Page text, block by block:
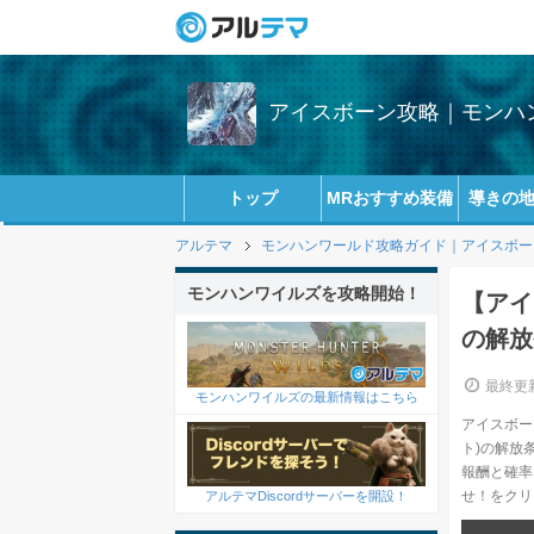
アイスボーン攻略｜モン
トップ MRおすすめ装備 導きの
アルテマ モンハンワールド攻略ガイド｜アイスボ
【ア
の解
最終更
アイスボ
ト)の解放
報酬と確
せ！をク
モンハンワイルズを攻略開始！
モンハンワイルズの最新情報はこちら
アルテマDiscordサーバーを開設！